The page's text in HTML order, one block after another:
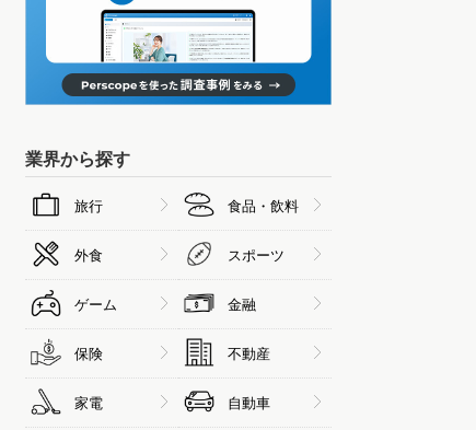
業界から探す
旅行 食品・飲料
外食 スポーツ
ゲーム 金融
保険 不動産
家電 自動車